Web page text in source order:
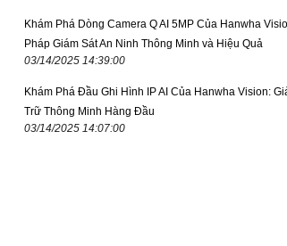
Khám Phá Dòng Camera Q AI 5MP Của Hanwha
Pháp Giám Sát An Ninh Thông Minh và Hiệu Quả
03/14/2025 14:39:00
Khám Phá Đầu Ghi Hình IP AI Của Hanwha Vision:
Trữ Thông Minh Hàng Đầu
03/14/2025 14:07:00